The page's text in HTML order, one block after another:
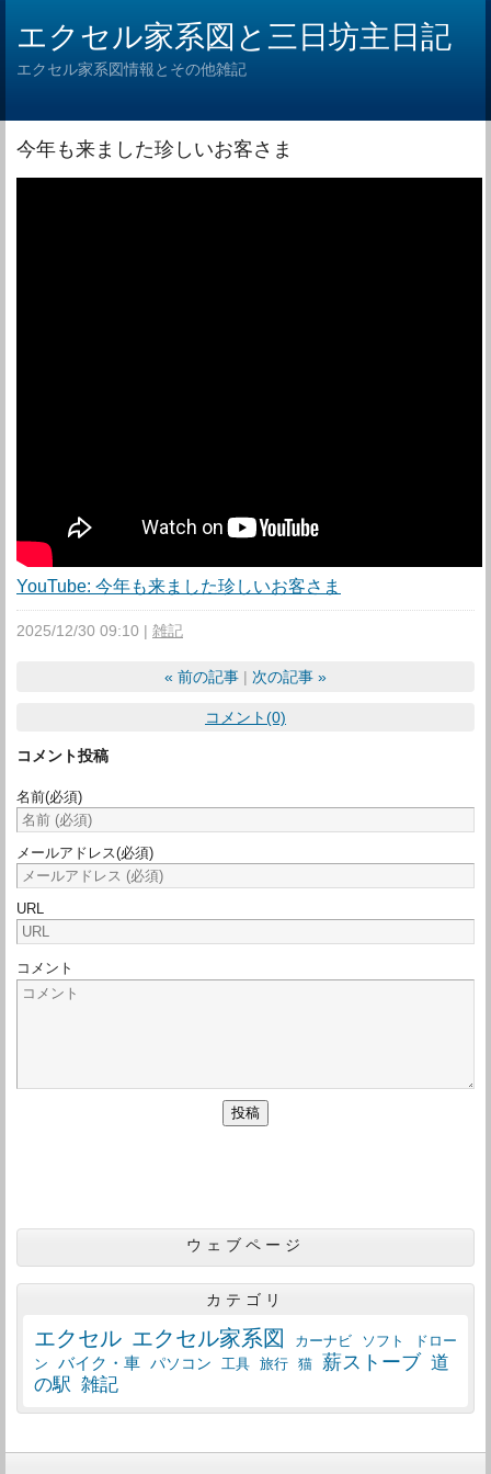
エクセル家系図と三日坊主日記
エクセル家系図情報とその他雑記
今年も来ました珍しいお客さま
YouTube: 今年も来ました珍しいお客さま
2025/12/30 09:10 雑記
« 前の記事 次の記事 »
コメント(0)
コメント投稿
名前(必須)
メールアドレス(必須)
URL
コメント
ウェブページ
カテゴリ
エクセル エクセル家系図 カーナビ ソフト
ドロー
ン
バイク・車 パソコン 工具 旅行 猫 薪ストーブ 道
の駅 雑記